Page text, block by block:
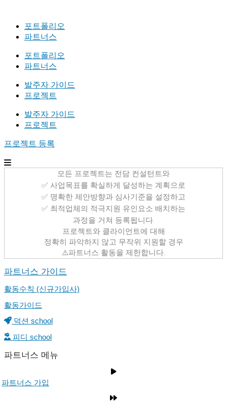
포트폴리오
파트너스
포트폴리오
파트너스
발주자 가이드
프로젝트
발주자 가이드
프로젝트
프로젝트 등록
모든 프로젝트는 전담 컨설턴트와
✅ 사업목표를 확실하게 달성하는 계획으로
✅ 명확한 제안방향과 심사기준을 설정하고
✅ 최적업체의 적극지원 유인요소 배치하는
과정을 거쳐 등록됩니다.
프로젝트와 클라이언트에 대해
정확히 파악하지 않고 무작위 지원할 경우
⚠️파트너스 활동을 제한합니다.
파트너스 가이드
활동수칙 (신규가입사)
활동가이드
덕션 school
피디 school
파트너스 메뉴
파트너스 가입